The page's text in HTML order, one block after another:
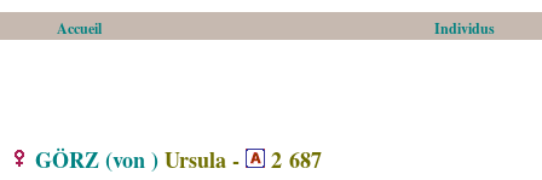
Accueil Individus
GÖRZ (von )Ursula - 2 687